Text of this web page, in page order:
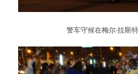
警车守候在梅尔·拉斯